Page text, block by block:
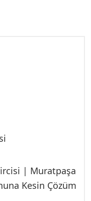
| Muratpaşa
Kesin Çözüm